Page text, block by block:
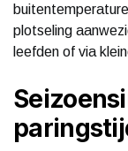
plotseling
leefden of via